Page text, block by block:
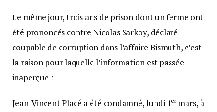
Le même jour, trois ans de prison dont un ferme ont
été prononcés contre Nicolas Sarkoy, déclaré
coupable de corruption dans l’affaire Bismuth, c’est
la raison pour laquelle l’information est passée
inaperçue :
Jean-Vincent Placé a été condamné, lundi 1er mars, à